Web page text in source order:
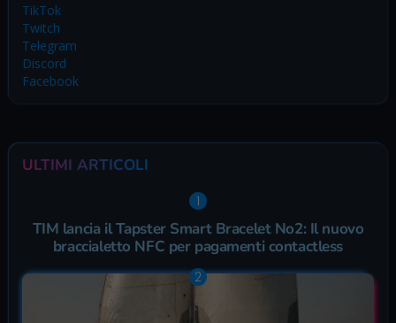
TikTok
Twitch
Telegram
Discord
Facebook
ULTIMI ARTICOLI
TIM lancia il Tapster Smart Bracelet No2: Il nuovo
braccialetto NFC per pagamenti contactless